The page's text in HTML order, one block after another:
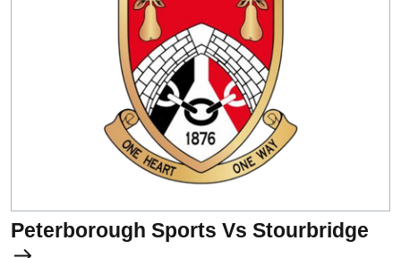
Peterborough Sports Vs Stourbridge